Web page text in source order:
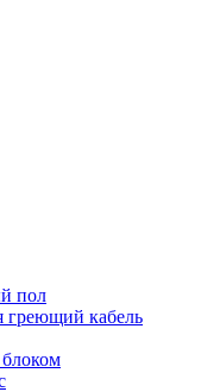
пол
греющий кабель